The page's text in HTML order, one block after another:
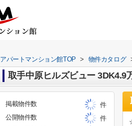
アパートマンション館TOP > 物件カタログ
取手中原ヒルズビュー 3DK4.9
掲載物件数
件
公開物件数
件